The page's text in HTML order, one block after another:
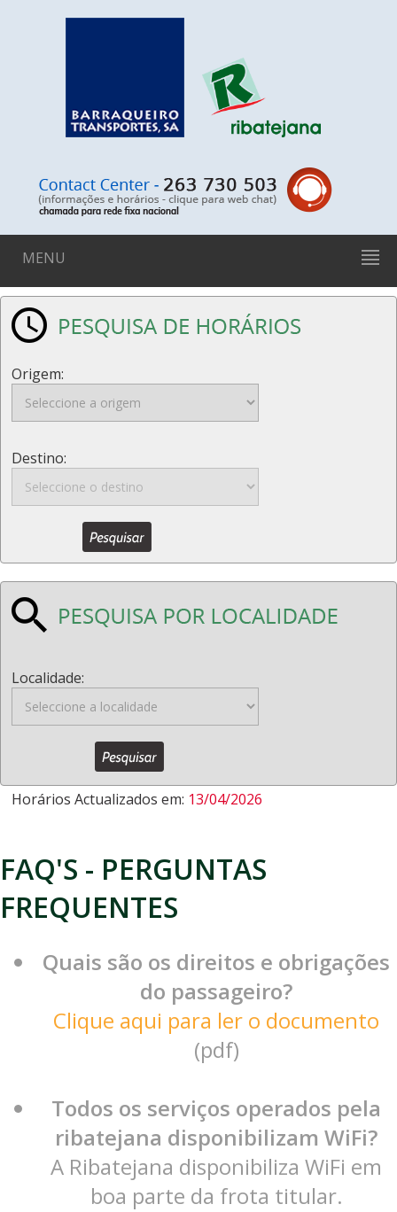
MENU
Origem:
Destino:
Localidade:
Horários Actualizados em: 13/04/2026
FAQ'S - PERGUNTAS
FREQUENTES
Quais são os direitos e obrigações
do passageiro?
Clique aqui para ler o documento
(pdf)
Todos os serviços operados pela
ribatejana disponibilizam WiFi?
A Ribatejana disponibiliza WiFi em
boa parte da frota titular.